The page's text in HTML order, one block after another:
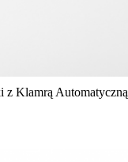
z Klamrą Automatyczną